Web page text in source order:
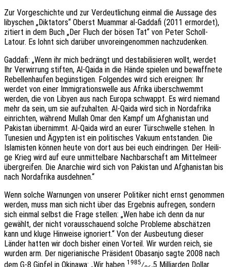
Zur Vorge­schich­te und zur Verdeut­li­chung einmal die Aussa­ge des
liby­schen „Dikta­tors“ Oberst Muammar al-Gadda­fi (2011 ermor­det),
zitiert in dem Buch „Der Fluch der bösen Tat“ von Peter Scholl-
Latour. Es lohnt sich darüber unvor­ein­ge­nom­men nachzudenken.
Gadda­fi: „Wenn ihr mich bedrängt und desta­bi­li­sie­ren wollt, werdet
Ihr Verwir­rung stif­ten, Al-Qaida in die Hände spie­len und bewaff­ne­te
Rebel­len­hau­fen begüns­ti­gen. Folgen­des wird sich ereig­nen: Ihr
werdet von einer Immi­gra­ti­ons­wel­le aus Afrika über­schwemmt
werden, die von Libyen aus nach Europa schwappt. Es wird niemand
mehr da sein, um sie aufzu­hal­ten. Al-Qaida wird sich in Nord­afri­ka
einrich­ten, während Mullah Omar den Kampf um Afgha­ni­stan und
Paki­stan über­nimmt. Al-Qaida wird an eurer Türschwel­le stehen. In
Tune­si­en und Ägyp­ten ist ein poli­ti­sches Vakuum entstan­den. Die
Isla­mis­ten können heute von dort aus bei euch eindrin­gen. Der Heili­
ge Krieg wird auf eure unmit­tel­ba­re Nach­bar­schaft am Mittel­meer
über­grei­fen. Die Anar­chie wird sich von Paki­stan und Afgha­ni­stan bis
nach Nord­afri­ka ausdehnen.“
Wenn solche Warnun­gen von unse­rer Poli­ti­ker nicht ernst genom­men
werden, muss man sich nicht über das Ergeb­nis aufre­gen, sondern
sich einmal selbst die Frage stel­len: „Wen habe ich denn da nur
gewählt, der nicht voraus­schau­end solche Proble­me abschät­zen
kann und kluge Hinwei­se igno­riert.“ Von der Ausbeu­tung dieser
Länder hatten wir doch bisher einen Vorteil. Wir wurden reich, sie
wurden arm. Der nige­ria­ni­sche Präsi­dent Obasan­jo sagte 2008 nach
dem G‑8 Gipfel in Okina­wa: „Wir haben 1985⁄ ,5 Milli­ar­den Dollar